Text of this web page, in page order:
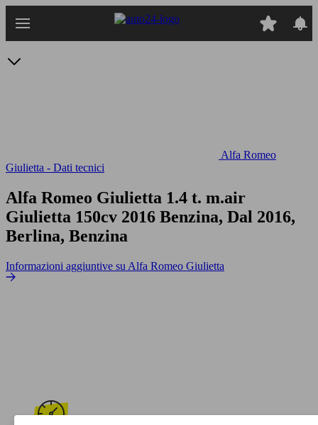
Alfa Romeo
Giulietta - Dati tecnici
Alfa Romeo Giulietta 1.4 t. m.air
Giulietta 150cv 2016 Benzina, Dal 2016,
Berlina, Benzina
Informazioni aggiuntive su Alfa Romeo Giulietta